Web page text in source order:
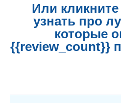
Или
узнать про
которые
{{review_count}}